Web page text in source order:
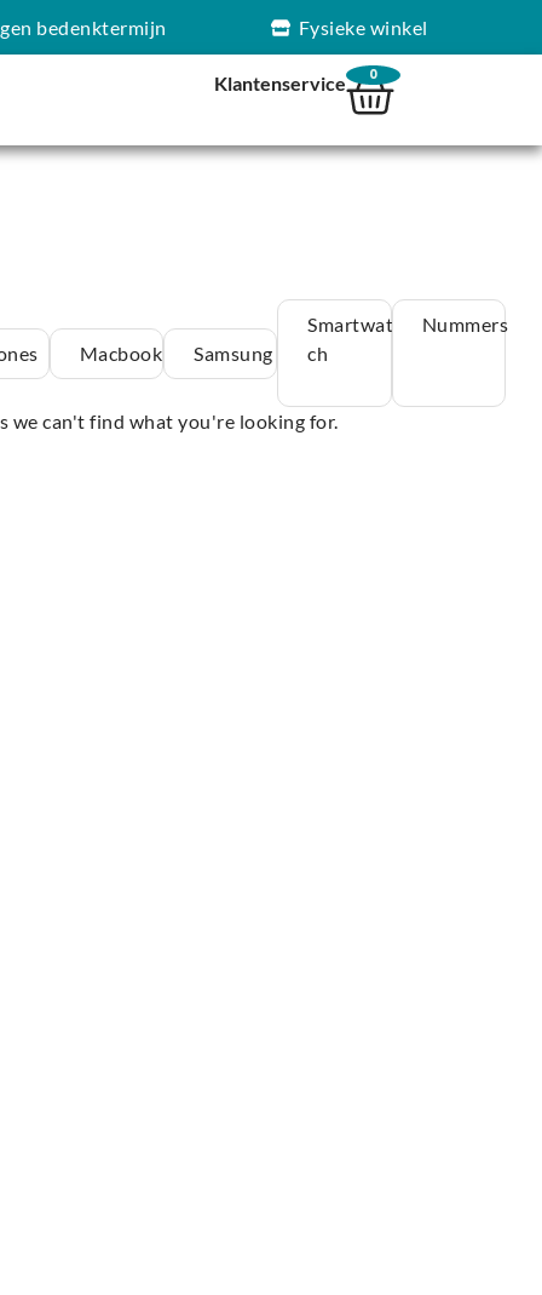
bedenktermijn Fysieke winkel
Klantenservice 0
Macbook Samsung
Smartwat
ch
Nummers
we can't find what you're looking for.